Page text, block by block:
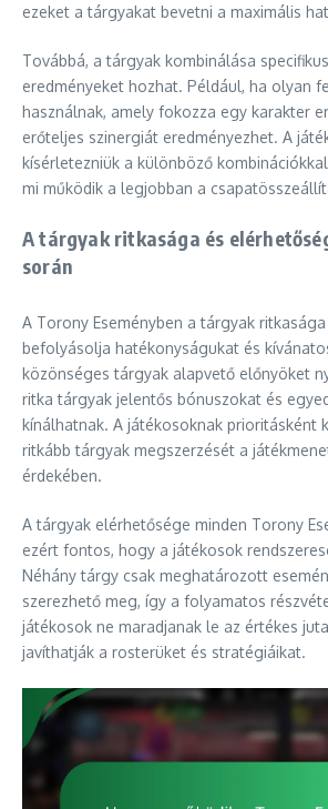
ezeket a tárgyakat bevetni a maximális
Továbbá, a tárgyak kombinálása
eredményeket hozhat. Például, ha olyan
használnak, amely fokozza egy karakter
erőteljes szinergiát eredményezhet. A
kísérletezniük a különböző
mi működik a legjobban a
A tárgyak ritkasága és
során
A Torony Eseményben a tárgyak
befolyásolja hatékonyságukat és
közönséges tárgyak alapvető előnyöket
ritka tárgyak jelentős bónuszokat és
kínálhatnak. A játékosoknak prioritásként
ritkább tárgyak megszerzését a
érdekében.
A tárgyak elérhetősége minden Torony
ezért fontos, hogy a játékosok
Néhány tárgy csak meghatározott
szerezhető meg, így a folyamatos
játékosok ne maradjanak le az értékes
javíthatják a rosterüket és stratégiáikat.